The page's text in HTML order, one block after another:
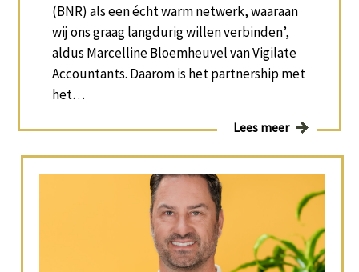
(BNR) als een écht warm netwerk, waaraan
wij ons graag langdurig willen verbinden’,
aldus Marcelline Bloemheuvel van Vigilate
Accountants. Daarom is het partnership met
het…
Lees meer